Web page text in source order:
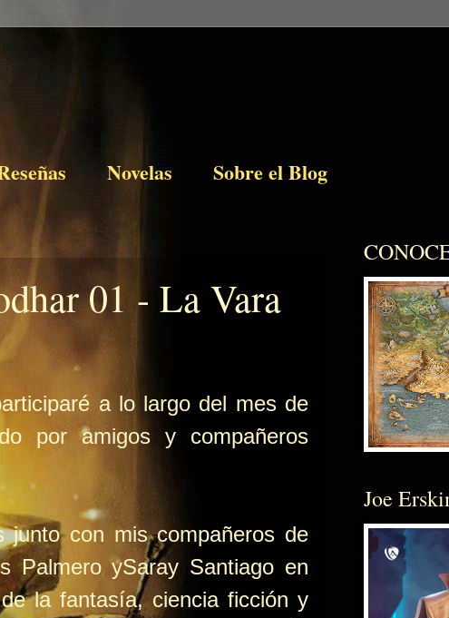
Novelas Sobre el Blog
01 - La Vara
a lo largo del mes de
por amigos y compañeros
junto con mis compañeros de
Palmero ySaray Santiago en
la fantasía, ciencia ficción y
Joe